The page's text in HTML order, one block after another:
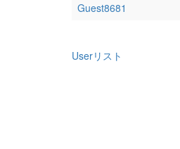
Guest8681
Userリスト